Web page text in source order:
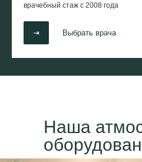
врачебный стаж с 2008 года
⇥ Выбрать врача
Наша